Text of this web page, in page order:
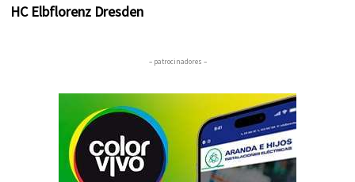
HC Elbflorenz Dresden
– patrocinadores –